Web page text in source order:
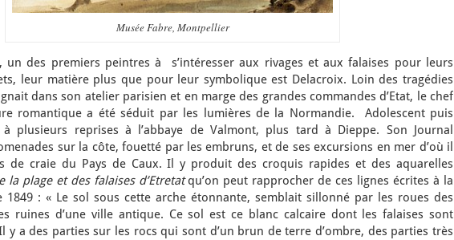
Musée Fabre, Montpellier
un des premiers peintres à s’intéresser aux rivages et aux falaises pour leurs
leur matière plus que pour leur symbolique est Delacroix. Loin des tragédies
dans son atelier parisien et en marge des grandes commandes d’Etat, le chef
romantique a été séduit par les lumières de la Normandie. Adolescent puis
plusieurs reprises à l’abbaye de Valmont, plus tard à Dieppe. Son Journal
sur la côte, fouetté par les embruns, et de ses excursions en mer d’où il
de craie du Pays de Caux. Il y produit des croquis rapides et des aquarelles
la plage et des falaises d’Etretatqu’on peut rapprocher de ces lignes écrites à la
1849 : « Le sol sous cette arche étonnante, semblait sillonné par les roues des
ruines d’une ville antique. Ce sol est ce blanc calcaire dont les falaises sont
y a des parties sur les rocs qui sont d’un brun de terre d’ombre, des parties très